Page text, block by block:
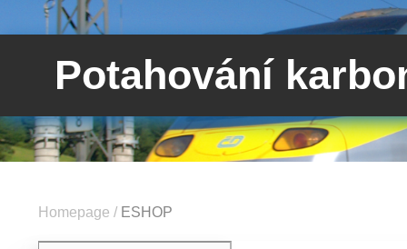
Potahování
Homepage / ESHOP